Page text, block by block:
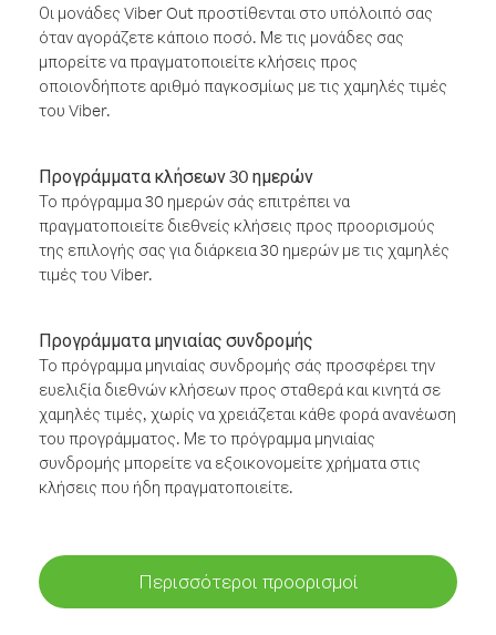
Οι μονάδες Viber Out προστίθενται στο υπόλοιπό σας
όταν αγοράζετε κάποιο ποσό. Με τις μονάδες σας
μπορείτε να πραγματοποιείτε κλήσεις προς
οποιονδήποτε αριθμό παγκοσμίως με τις χαμηλές τιμές
του Viber.
Προγράμματα κλήσεων 30 ημερών
Το πρόγραμμα 30 ημερών σάς επιτρέπει να
πραγματοποιείτε διεθνείς κλήσεις προς προορισμούς
της επιλογής σας για διάρκεια 30 ημερών με τις χαμηλές
τιμές του Viber.
Προγράμματα μηνιαίας συνδρομής
Το πρόγραμμα μηνιαίας συνδρομής σάς προσφέρει την
ευελιξία διεθνών κλήσεων προς σταθερά και κινητά σε
χαμηλές τιμές, χωρίς να χρειάζεται κάθε φορά ανανέωση
του προγράμματος. Με το πρόγραμμα μηνιαίας
συνδρομής μπορείτε να εξοικονομείτε χρήματα στις
κλήσεις που ήδη πραγματοποιείτε.
Περισσότεροι προορισμοί